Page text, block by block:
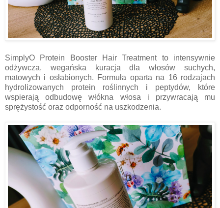
SimplyO Protein Booster Hair Treatment to intensywnie
odżywcza, wegańska kuracja dla włosów suchych,
matowych i osłabionych. Formuła oparta na 16 rodzajach
hydrolizowanych protein roślinnych i peptydów, które
wspierają odbudowę włókna włosa i przywracają mu
sprężystość oraz odporność na uszkodzenia.